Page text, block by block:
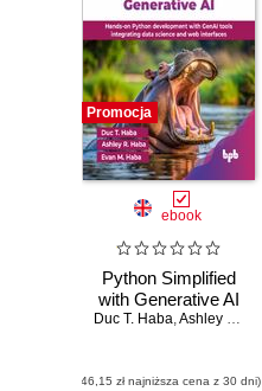
Promocja
ebook
Python Simplified
with Generative AI
Duc T. Haba,Ashley R. Haba
(46,15 zł najniższa cena z 30 dni)